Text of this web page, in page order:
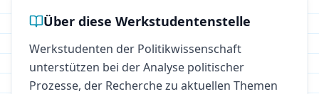
Über diese Werkstudentenstelle
Werkstudenten der Politikwissenschaft
unterstützen bei der Analyse politischer
Prozesse, der Recherche zu aktuellen Themen